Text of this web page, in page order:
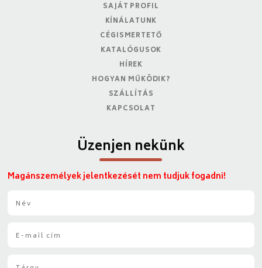
SAJÁT PROFIL
KÍNÁLATUNK
CÉGISMERTETŐ
KATALÓGUSOK
HÍREK
HOGYAN MŰKÖDIK?
SZÁLLÍTÁS
KAPCSOLAT
Üzenjen nekünk
Magánszemélyek jelentkezését nem tudjuk fogadni!